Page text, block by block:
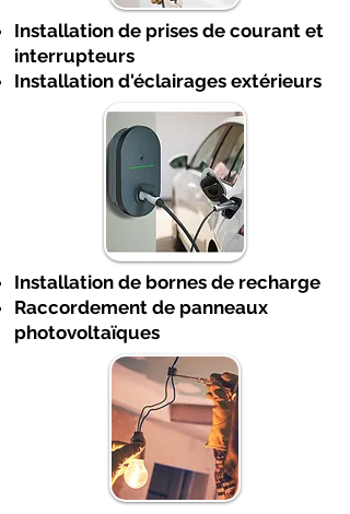
Installation de prises de courant et
interrupteurs
Installation d'éclairages extérieurs
Installation de bornes de recharge
Raccordement de panneaux
photovoltaïques